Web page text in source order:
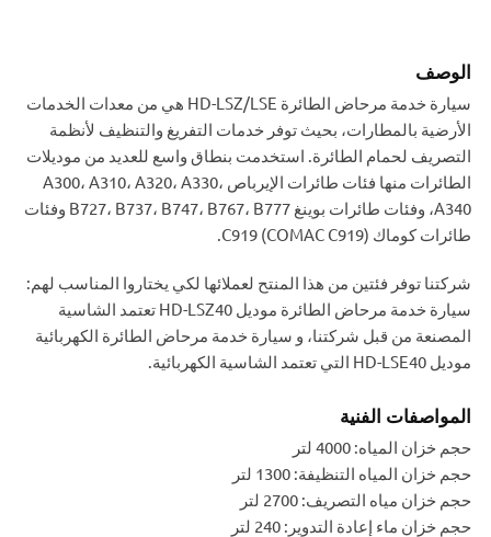
الوصف
سيارة خدمة مرحاض الطائرة HD-LSZ/LSE هي من معدات الخدمات
الأرضية بالمطارات، بحيث توفر خدمات التفريغ والتنظيف لأنظمة
التصريف لحمام الطائرة. استخدمت بنطاق واسع للعديد من موديلات
الطائرات منها فئات طائرات الإيرباص A300، A310، A320، A330،
A340، وفئات طائرات بوينغ B727، B737، B747، B767، B777 وفئات
طائرات كوماك C919 (COMAC C919).
شركتنا توفر فئتين من هذا المنتح لعملائها لكي يختاروا المناسب لهم:
سيارة خدمة مرحاض الطائرة موديل HD-LSZ40 تعتمد الشاسية
المصنعة من قبل شركتنا، و سيارة خدمة مرحاض الطائرة الكهربائية
موديل HD-LSE40 التي تعتمد الشاسية الكهربائية.
المواصفات الفنية
حجم خزان المياه: 4000 لتر
حجم خزان المياه التنظيفة: 1300 لتر
حجم خزان مياه التصريف: 2700 لتر
حجم خزان ماء إعادة التدوير: 240 لتر